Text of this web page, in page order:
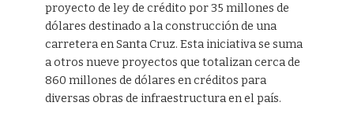
proyecto de ley de crédito por 35 millones de
dólares destinado a la construcción de una
carretera en Santa Cruz. Esta iniciativa se suma
a otros nueve proyectos que totalizan cerca de
860 millones de dólares en créditos para
diversas obras de infraestructura en el país.